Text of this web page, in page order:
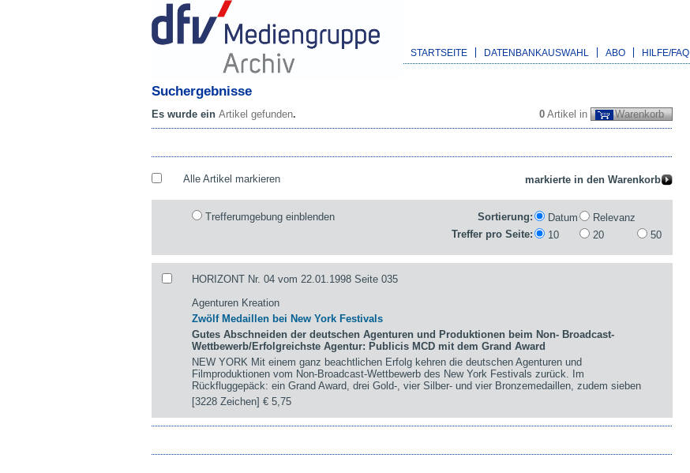
STARTSEITE DATENBANKAUSWAHL ABO HILFE/FAQ
Suchergebnisse
0 Artikel in Warenkorb
Es wurde ein Artikel gefunden.
Alle Artikel markieren
Trefferumgebung einblenden Sortierung: Datum
Relevanz
Treffer pro Seite:
10 20 50
HORIZONT Nr. 04 vom 22.01.1998 Seite 035
Agenturen Kreation
Zwölf Medaillen bei New York Festivals
Gutes Abschneiden der deutschen Agenturen und Produktionen beim Non- Broadcast-
Wettbewerb/Erfolgreichste Agentur: Publicis MCD mit dem Grand Award
NEW YORK Mit einem ganz beachtlichen Erfolg kehren die deutschen Agenturen und
Filmproduktionen vom Non-Broadcast-Wettbewerb des New York Festivals zurück. Im
Rückfluggepäck: ein Grand Award, drei Gold-, vier Silber- und vier Bronzemedaillen, zudem sieben
[3228 Zeichen]€ 5,75